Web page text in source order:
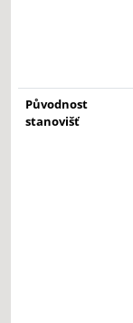
Původnost
stanovišť